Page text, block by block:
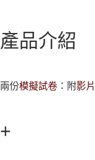
產品介紹
兩份模擬試卷 ：附影片
+